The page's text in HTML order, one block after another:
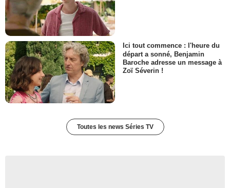
Ici tout commence : l'heure du
départ a sonné, Benjamin
Baroche adresse un message à
Zoï Séverin !
Toutes les news Séries TV